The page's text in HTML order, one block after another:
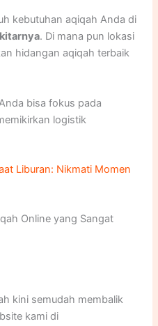
kebutuhan aqiqah Anda di
. Di mana pun lokasi
hidangan aqiqah terbaik
bisa fokus pada
logistik
Liburan: Nikmati Momen
Online yang Sangat
kini semudah membalik
kami di